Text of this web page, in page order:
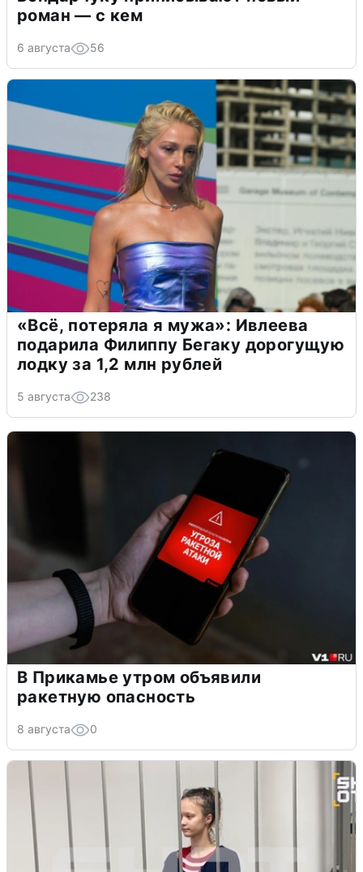
роман — с кем
6 августа 56
«Всё, потеряла я мужа»: Ивлеева
подарила Филиппу Бегаку дорогущую
лодку за 1,2 млн рублей
5 августа 238
В Прикамье утром объявили
ракетную опасность
8 августа 0